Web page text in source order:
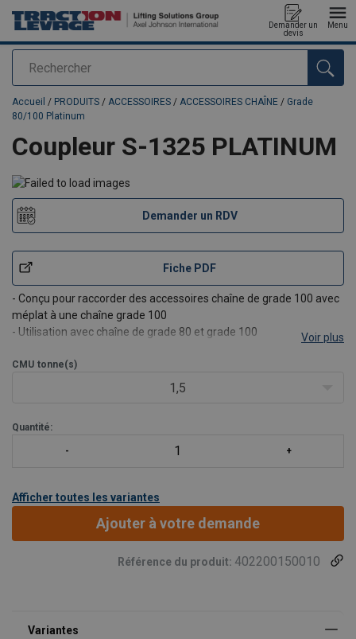
Rechercher
Demander un
devis
Menu
Ajouté au panier
Accueil / PRODUITS / ACCESSOIRES / ACCESSOIRES CHAÎNE / Grade
80/100 Platinum
Coupleur S-1325 PLATINUM
Demander un RDV
Fiche PDF
- Conçu pour raccorder des accessoires chaîne de grade 100 avec
méplat à une chaîne grade 100
- Utilisation avec chaîne de grade 80 et grade 100
- Système de verrouillage permettant un montage et démontage
Voir plus
CMU tonne(s)
1,5
Quantité:
Afficher toutes les variantes
Ajouter à votre demande
Référence du produit: 402200150010